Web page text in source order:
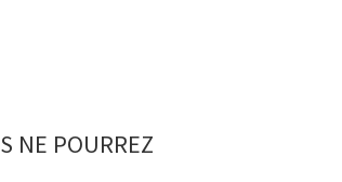
NE POURREZ